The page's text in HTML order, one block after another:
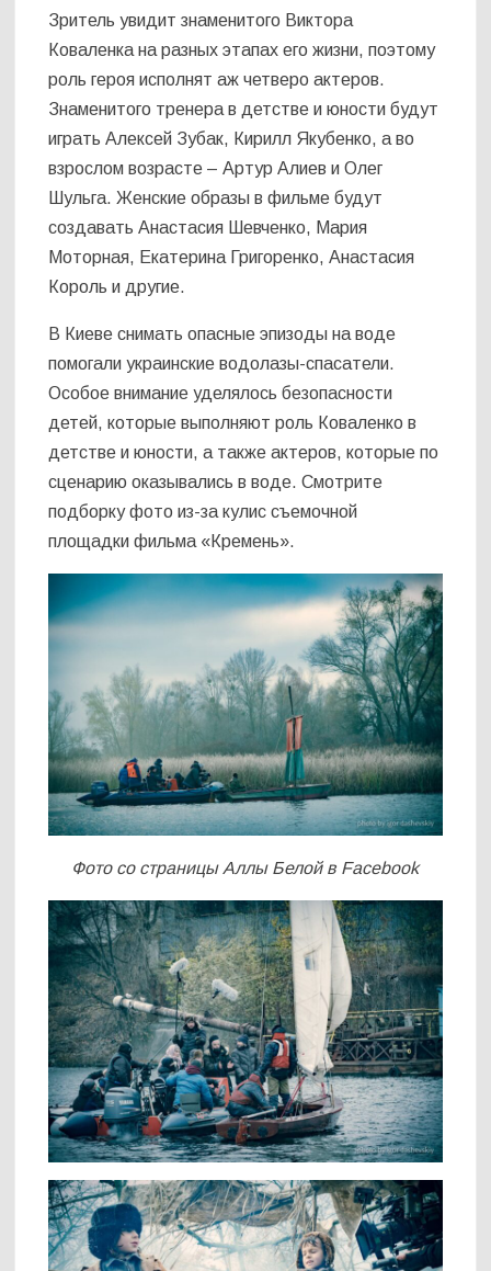
Зритель увидит знаменитого Виктора
Коваленка на разных этапах его жизни, поэтому
роль героя исполнят аж четверо актеров.
Знаменитого тренера в детстве и юности будут
играть Алексей Зубак, Кирилл Якубенко, а во
взрослом возрасте – Артур Алиев и Олег
Шульга. Женские образы в фильме будут
создавать Анастасия Шевченко, Мария
Моторная, Екатерина Григоренко, Анастасия
Король и другие.
В Киеве снимать опасные эпизоды на воде
помогали украинские водолазы-спасатели.
Особое внимание уделялось безопасности
детей, которые выполняют роль Коваленко в
детстве и юности, а также актеров, которые по
сценарию оказывались в воде. Смотрите
подборку фото из-за кулис съемочной
площадки фильма «Кремень».
Фото со страницы Аллы Белой в Facebook